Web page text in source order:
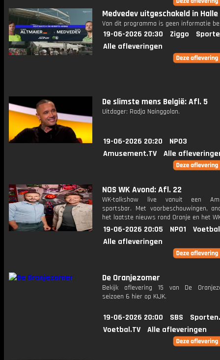
Medvedev uitgeschakeld in Halle
Van dit programma is geen informatie
19-06-2026 20:30 Ziggo
Alle afleveringen
De slimste mens België: Afl. 5
Uitdager: Radja Nainggolan.
19-06-2026 20:20
NPO3
Amusement.TV
Alle
NOS WK Avond: Afl. 22
WK-talkshow live vanuit een
sportsbar. Met voorbeschouwingen,
het laatste nieuws rond Oranje en het
19-06-2026 20:05 NPO1
Alle afleveringen
De Oranjezomer
Bekijk aflevering 15 van De
seizoen 6 hier op KIJK.
19-06-2026 20:00 SBS
Voetbal.TV
Alle afleveringen